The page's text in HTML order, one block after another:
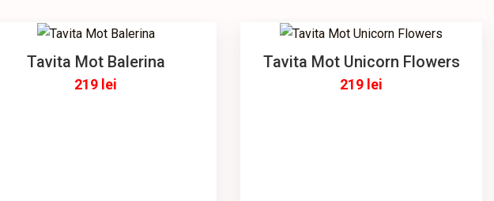
Tavita Mot Balerina
219 lei
Tavita Mot Unicorn Flowers
219 lei